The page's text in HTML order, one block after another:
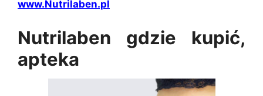
www.Nutrilaben.pl
Nutrilaben gdzie kupić,
apteka